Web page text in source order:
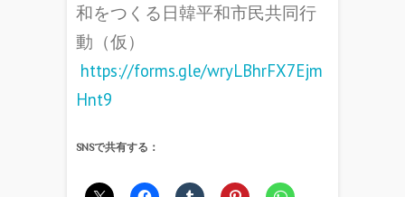
和をつくる日韓平和市民共同行
動（仮）
https://forms.gle/wryLBhrFX7Ejm
Hnt9
SNSで共有する：